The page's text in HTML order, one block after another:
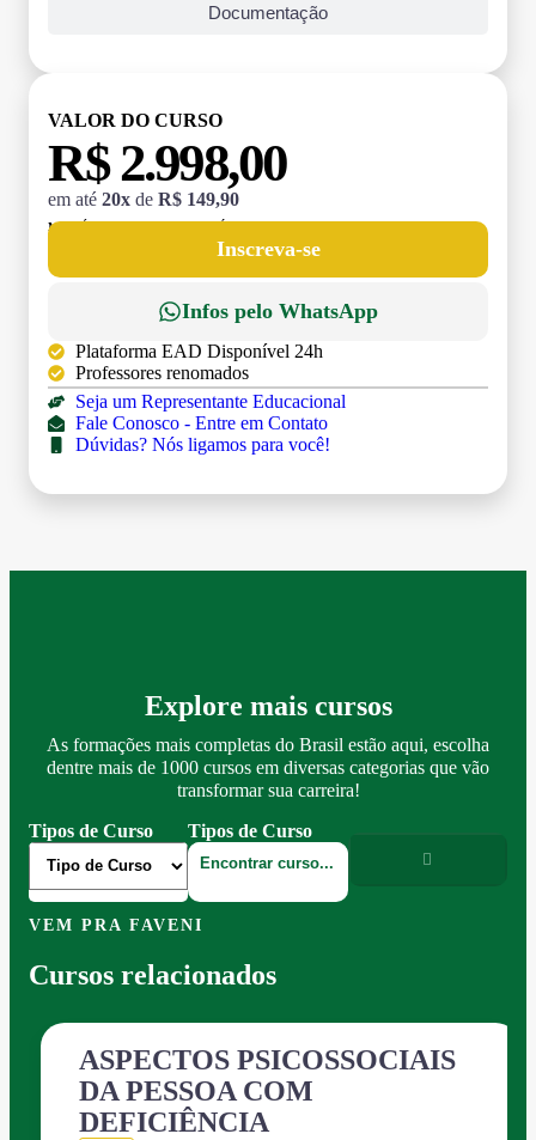
Documentação
VALOR DO CURSO
R$ 2.998,00
em até 20x de R$ 149,90
MATRÍCULA:
Inscreva-se
Infos pelo WhatsApp
Plataforma EAD Disponível 24h
Professores renomados
Seja um Representante Educacional
Fale Conosco - Entre em Contato
Dúvidas? Nós ligamos para você!
Explore mais cursos
As formações mais completas do Brasil estão aqui, escolha
dentre mais de 1000 cursos em diversas categorias que vão
transformar sua carreira!
Tipos de Curso
Tipos de Curso
VEM PRA FAVENI
Cursos relacionados
ASPECTOS PSICOSSOCIAIS
DA PESSOA COM
DEFICIÊNCIA